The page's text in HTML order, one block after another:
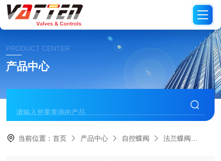
PRODUCT CENTER
产品中心
当前位置：首页 产品中心 自控蝶阀 法兰蝶阀